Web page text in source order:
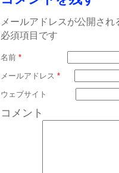
メールアドレスが公開さ
必須項目です
名前 *
メールアドレス *
ウェブサイト
コメント